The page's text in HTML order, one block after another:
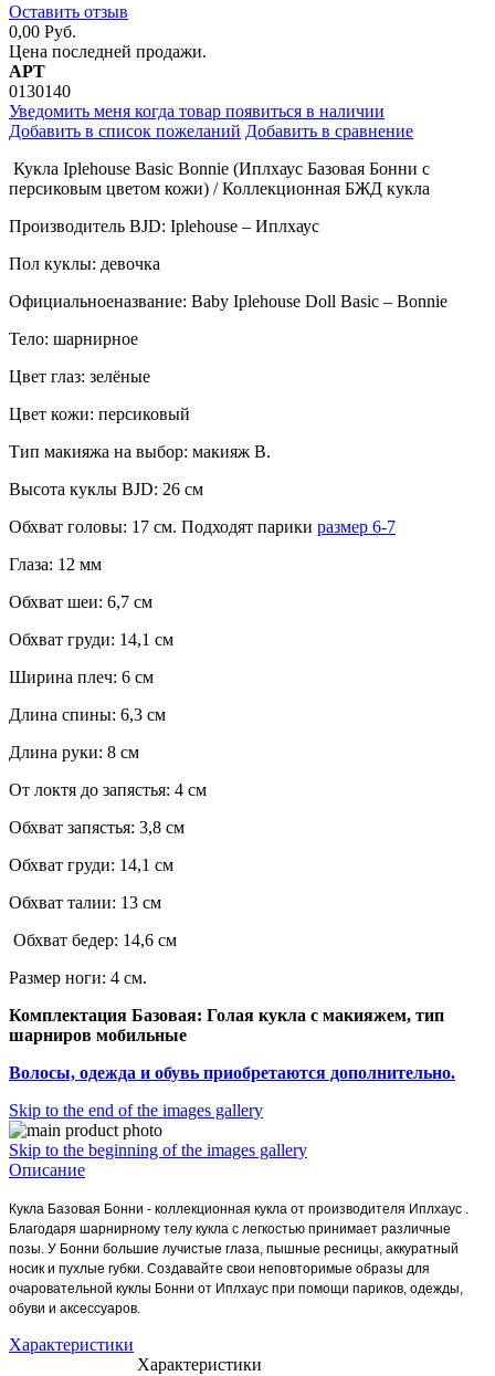
Оставить отзыв
0,00 Руб.
Цена последней продажи.
АРТ
0130140
Уведомить меня когда товар появиться в наличии
Добавить в список пожеланий Добавить в сравнение
Кукла Iplehouse Basic Bonnie (Иплхаус Базовая Бонни с
персиковым цветом кожи) / Коллекционная БЖД кукла
Производитель BJD: Iplehouse – Иплхаус
Пол куклы: девочка
Официальноеназвание: Baby Iplehouse Doll Basic – Bonnie
Тело: шарнирное
Цвет глаз: зелёные
Цвет кожи: персиковый
Тип макияжа на выбор: макияж В.
Высота куклы BJD: 26 см
Обхват головы: 17 см. Подходят парики размер 6-7
Глаза: 12 мм
Обхват шеи: 6,7 см
Обхват груди: 14,1 см
Ширина плеч: 6 см
Длина спины: 6,3 см
Длина руки: 8 см
От локтя до запястья: 4 см
Обхват запястья: 3,8 см
Обхват груди: 14,1 см
Обхват талии: 13 см
Обхват бедер: 14,6 см
Размер ноги: 4 см.
Комплектация Базовая: Голая кукла с макияжем, тип
шарниров мобильные
Волосы, одежда и обувь приобретаются дополнительно.
Skip to the end of the images gallery
Skip to the beginning of the images gallery
Описание
Кукла Базовая Бонни - коллекционная кукла от производителя Иплхаус .
Благодаря шарнирному телу кукла с легкостью принимает различные
позы. У Бонни большие лучистые глаза, пышные ресницы, аккуратный
носик и пухлые губки. Создавайте свои неповторимые образы для
очаровательной куклы Бонни от Иплхаус при помощи париков, одежды,
обуви и аксессуаров.
Характеристики
Характеристики